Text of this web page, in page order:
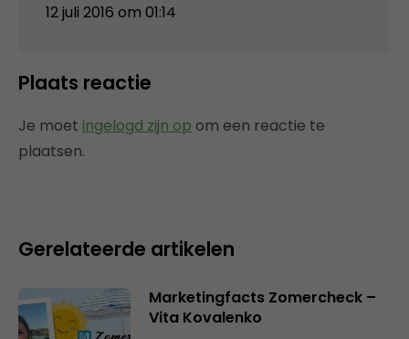
12 juli 2016 om 01:14
Plaats reactie
Je moet ingelogd zijn op om een reactie te
plaatsen.
Gerelateerde artikelen
Marketingfacts Zomercheck –
Vita Kovalenko